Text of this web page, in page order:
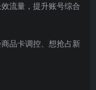
流量，提升账号综合
品卡调控、想抢占新